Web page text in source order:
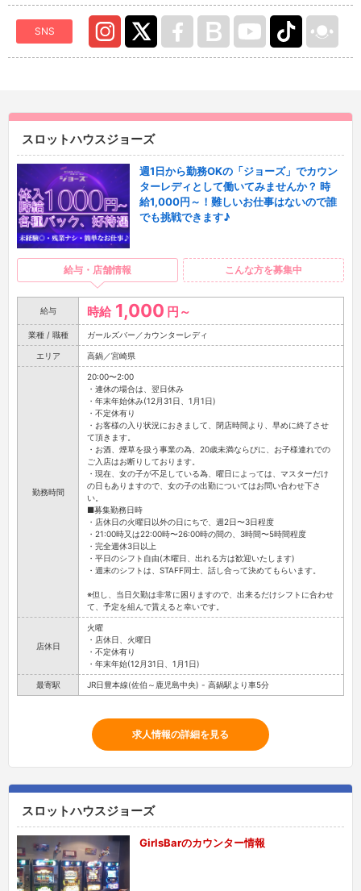
SNS
スロットハウスジョーズ
週1日から勤務OKの「ジョーズ」でカウン
ターレディとして働いてみませんか？ 時
給1,000円～！難しいお仕事はないので誰
でも挑戦できます♪
給与・店舗情報 こんな方を募集中
給与 時給 1,000 円～
業種 / 職種 ガールズバー／カウンターレディ
エリア 高鍋／宮崎県
勤務時間
20:00〜2:00
・連休の場合は、翌日休み
・年末年始休み(12月31日、1月1日)
・不定休有り
・お客様の入り状況におきまして、閉店時間より、早めに終了させ
て頂きます。
・お酒、煙草を扱う事業の為、20歳未満ならびに、お子様連れでの
ご入店はお断りしております。
・現在、女の子が不足している為、曜日によっては、マスターだけ
の日もありますので、女の子の出勤についてはお問い合わせ下さ
い。
■募集勤務日時
・店休日の火曜日以外の日にちで、週2日〜3日程度
・21:00時又は22:00時〜26:00時の間の、3時間〜5時間程度
・完全週休3日以上
・平日のシフト自由(木曜日、出れる方は歓迎いたします)
・週末のシフトは、STAFF同士、話し合って決めてもらいます。
※但し、当日欠勤は非常に困りますので、出来るだけシフトに合わせ
て、予定を組んで貰えると幸いです。
店休日
火曜
・店休日、火曜日
・不定休有り
・年末年始(12月31日、1月1日)
最寄駅 JR日豊本線(佐伯～鹿児島中央) - 高鍋駅より車5分
求人情報の詳細を見る
スロットハウスジョーズ
GirlsBarのカウンター情報